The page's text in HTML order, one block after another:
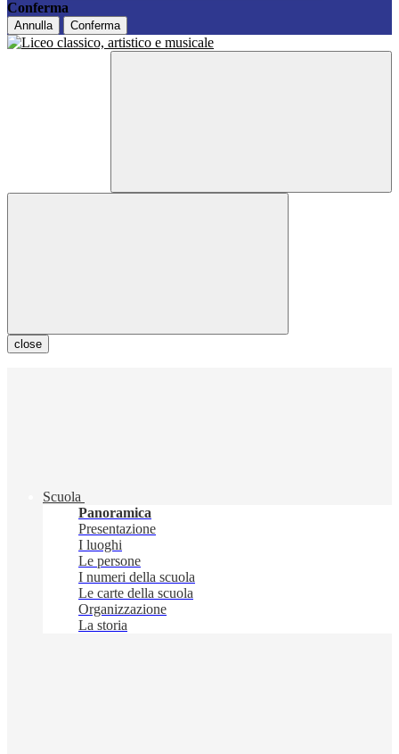
Conferma
Annulla Conferma
close
Scuola
Panoramica
Presentazione
I luoghi
Le persone
I numeri della scuola
Le carte della scuola
Organizzazione
La storia